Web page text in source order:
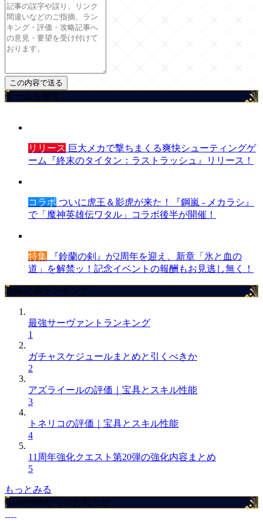
ゲームを探す
リリース 巨大メカで撃ちまくる爽快シューティングゲ
ーム『終末のタイタン：ラストラッシュ』リリース！
コラボ ついに虎王＆影虎が来た！『鋼嵐 - メカラシ』
で「魔神英雄伝ワタル」コラボ後半が開催！
特集 『鈴蘭の剣』が2周年を迎え、新章「氷と血の
道」を解禁ッ！記念イベントの報酬もお見逃し無く！
攻略記事ランキング
最強サーヴァントランキング
1
ガチャスケジュールまとめと引くべきか
2
アズライールの評価｜宝具とスキル性能
3
トネリコの評価｜宝具とスキル性能
4
11周年強化クエスト第20弾の強化内容まとめ
5
もっとみる
GameWithからのお知らせ